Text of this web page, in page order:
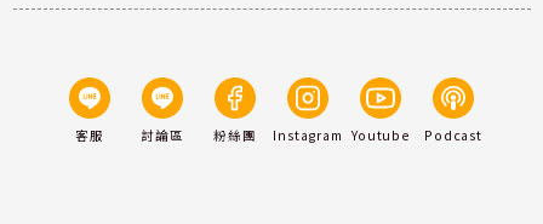
客服 討論區 粉絲團 Instagram Youtube Podcast